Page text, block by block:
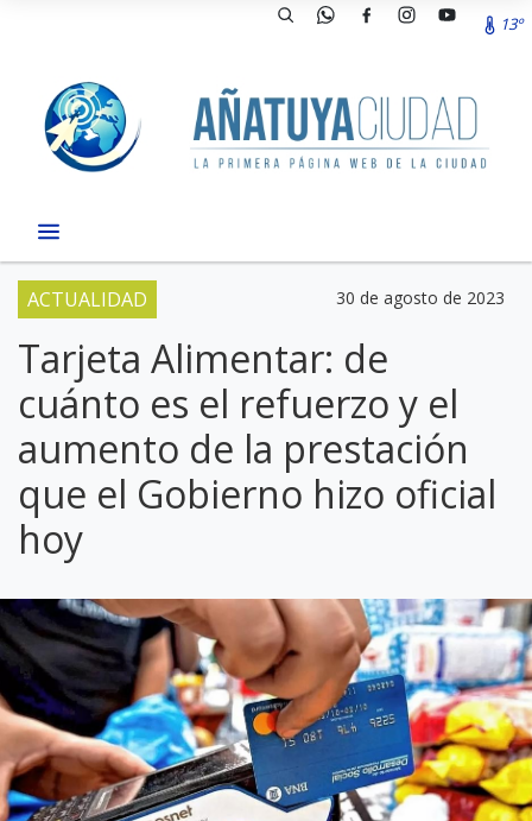
13º
ACTUALIDAD 30 de agosto de 2023
Tarjeta Alimentar: de
cuánto es el refuerzo y el
aumento de la prestación
que el Gobierno hizo oficial
hoy